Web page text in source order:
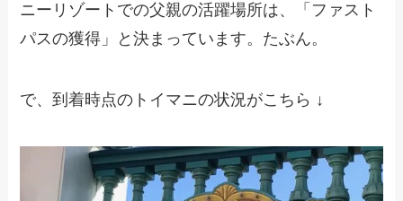
ニーリゾートでの父親の活躍場所は、「ファスト
パスの獲得」と決まっています。たぶん。
で、到着時点のトイマニの状況がこちら ↓